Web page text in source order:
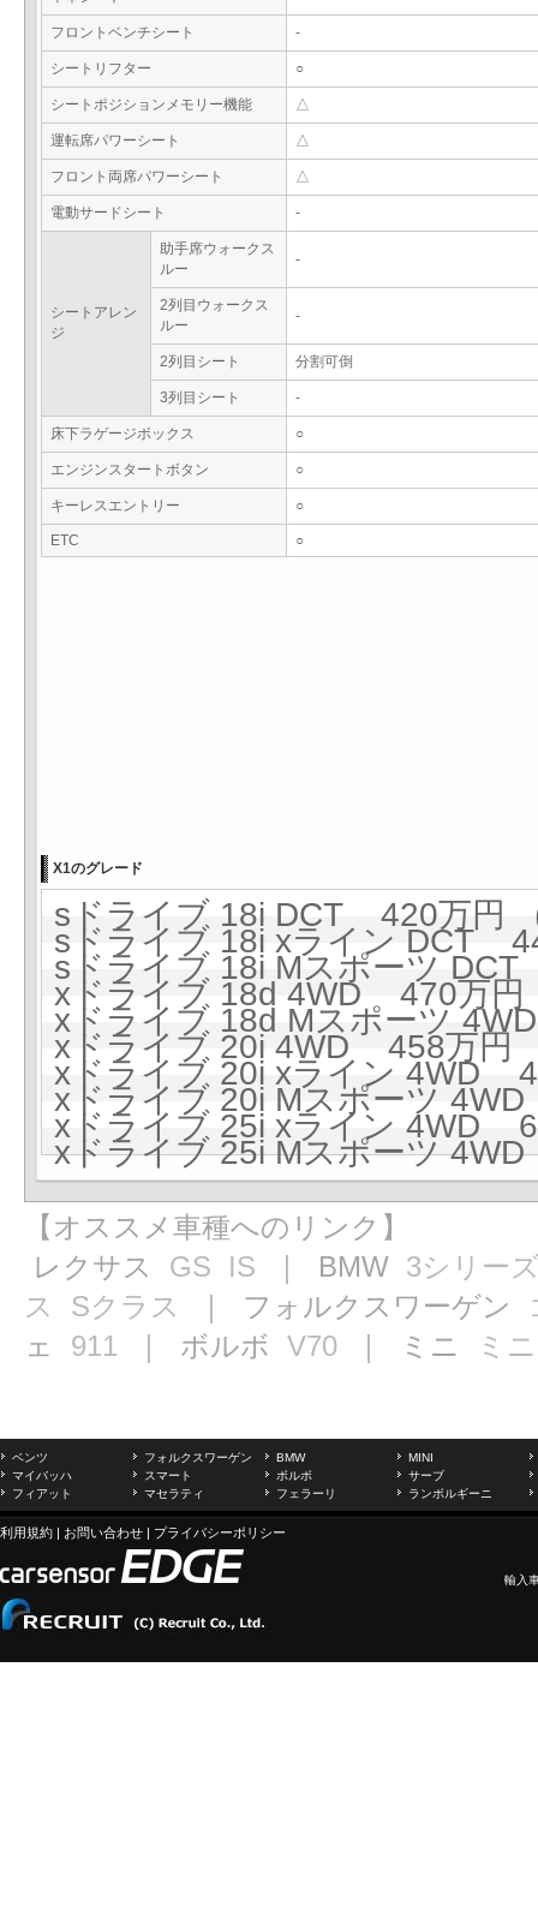
フロントベンチシート -
シートリフター ○
シートポジションメモリー機能 △
運転席パワーシート △
フロント両席パワーシート △
電動サードシート -
シートアレン
ジ
助手席ウォークス
ルー
-
2列目ウォークス
ルー
-
2列目シート 分割可倒
3列目シート -
床下ラゲージボックス ○
エンジンスタートボタン ○
キーレスエントリー ○
ETC ○
X1のグレード
sドライブ 18i DCT 420万円
sドライブ 18i xライン DCT
sドライブ 18i Mスポーツ
xドライブ 18d 4WD 470万
xドライブ 18d Mスポーツ
xドライブ 20i 4WD 458万円
xドライブ 20i xライン 4WD
xドライブ 20i Mスポーツ
xドライブ 25i xライン 4WD
xドライブ 25i Mスポーツ
【オススメ車種へのリンク】
レクサス GS IS ｜ BMW 3シリー
ス
Sクラス ｜ フォルクスワーゲン
ェ 911 ｜ ボルボ V70 ｜ ミニ ミニ
ベンツ フォルクスワーゲン BMW
MINI
マイバッハ
スマート ボルボ
サーブ
フィアット
マセラティ フェラーリ ランボルギーニ
利用規約 | お問い合わせ | プライバシーポリシー
輸入